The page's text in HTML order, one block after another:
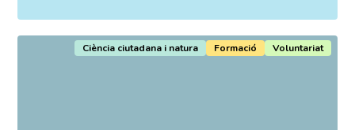
Ciència ciutadana i natura Formació Voluntariat